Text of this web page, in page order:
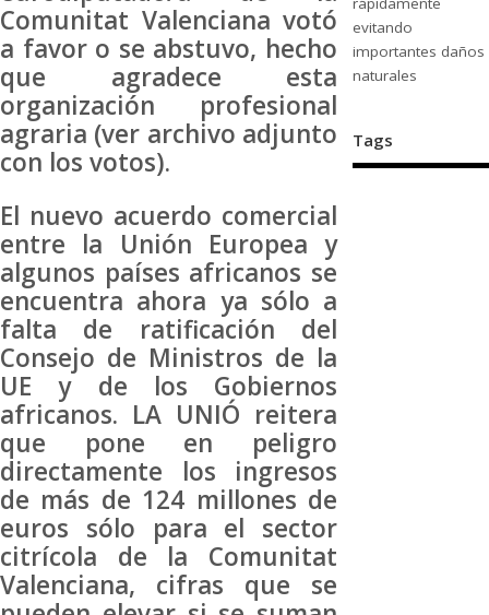
Comunitat Valenciana votó
a favor o se abstuvo, hecho
que agradece esta
organización profesional
agraria (ver archivo adjunto
con los votos).
El nuevo acuerdo comercial
entre la Unión Europea y
algunos países africanos se
encuentra ahora ya sólo a
falta de ratificación del
Consejo de Ministros de la
UE y de los Gobiernos
africanos. LA UNIÓ reitera
que pone en peligro
directamente los ingresos
de más de 124 millones de
euros sólo para el sector
citrícola de la Comunitat
Valenciana, cifras que se
evitando
importantes daños
naturales
Tags